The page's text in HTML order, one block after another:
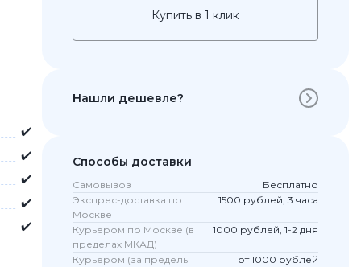
8 Pro
✔️
✔️
✔️
✔️
✔️
Купить в 1 клик
Нашли дешевле?
Способы доставки
Самовывоз
Бесплатно
Экспрес-доставка по
Москве
1500 рублей, 3 часа
Курьером по Москве (в
пределах МКАД)
1000 рублей, 1-2 дня
Курьером (за пределы
от 1000 рублей